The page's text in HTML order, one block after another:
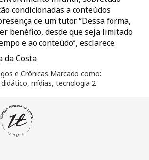
condicionadas a conteúdos
de um tutor. “Dessa forma,
benéfico, desde que seja limitado
e ao conteúdo”, esclarece.
da Costa
e Crônicas Marcado como:
didático, mídias, tecnologia 2